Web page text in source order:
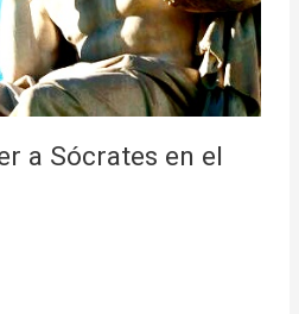
a Sócrates en el